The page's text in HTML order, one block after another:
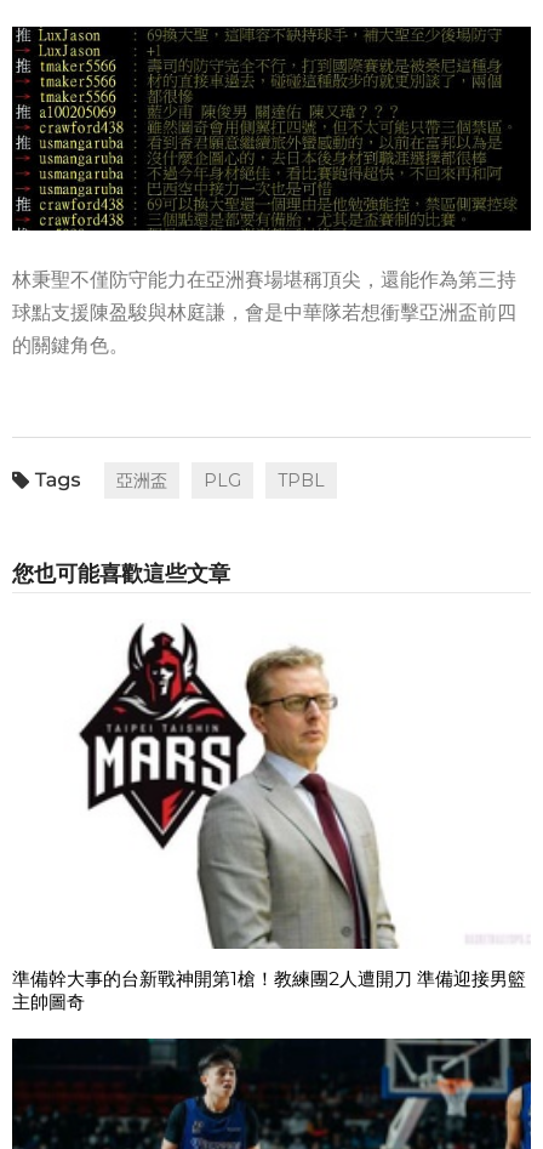
林秉聖不僅防守能力在亞洲賽場堪稱頂尖，還能作為第三持
球點支援陳盈駿與林庭謙，會是中華隊若想衝擊亞洲盃前四
的關鍵角色。
亞洲盃 PLG TPBL
您也可能喜歡這些文章
準備幹大事的台新戰神開第1槍！教練團2人遭開刀 準備迎接男籃
主帥圖奇